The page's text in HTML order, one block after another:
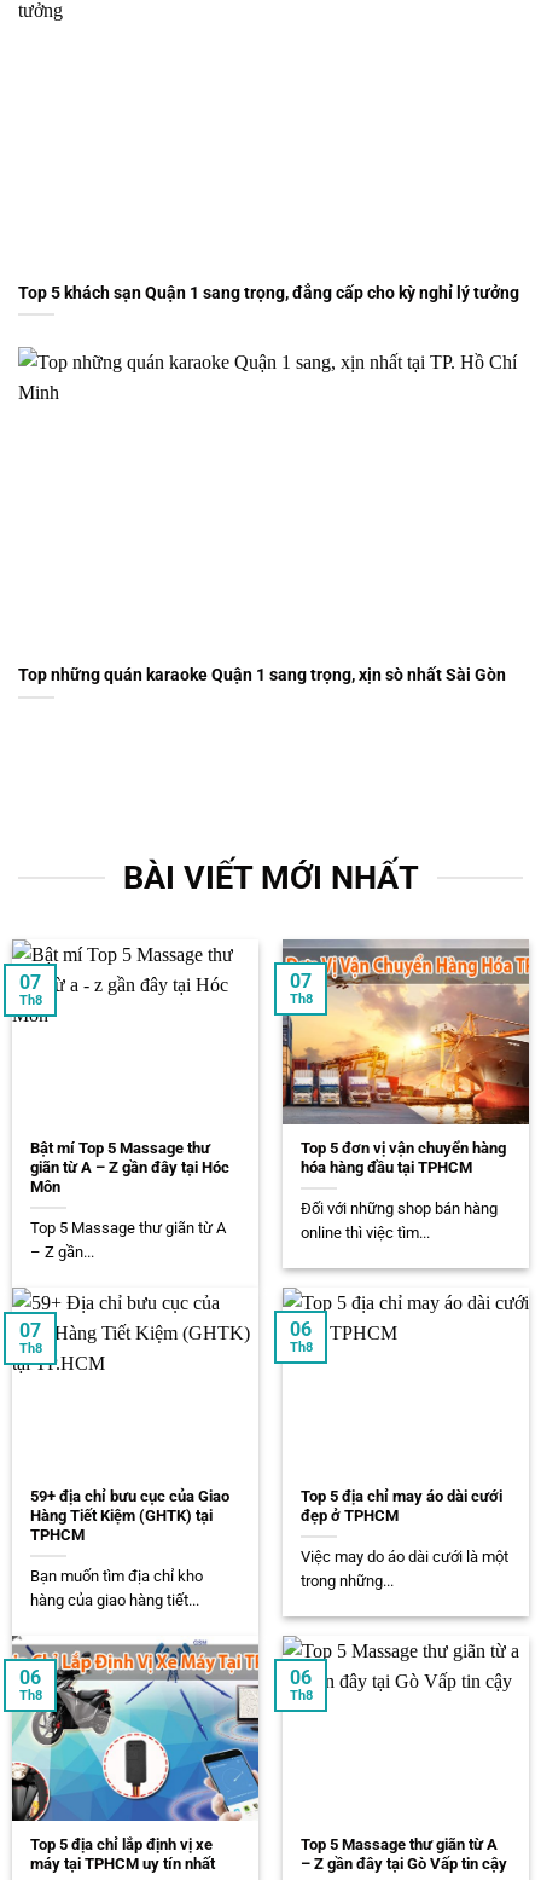
Top 5 khách sạn Quận 1 sang trọng, đẳng cấp cho kỳ nghỉ lý tưởng
Top những quán karaoke Quận 1 sang trọng, xịn sò nhất Sài Gòn
BÀI VIẾT MỚI NHẤT
Bật mí Top 5 Massage thư
giãn từ A – Z gần đây tại Hóc
Môn
Top 5 Massage thư giãn từ A
– Z gần...
07
Th8
Top 5 đơn vị vận chuyển hàng
hóa hàng đầu tại TPHCM
Đối với những shop bán hàng
online thì việc tìm...
07
Th8
59+ địa chỉ bưu cục của Giao
Hàng Tiết Kiệm (GHTK) tại
TPHCM
Bạn muốn tìm địa chỉ kho
hàng của giao hàng tiết...
07
Th8
Top 5 địa chỉ may áo dài cưới
đẹp ở TPHCM
Việc may do áo dài cưới là một
trong những...
06
Th8
Top 5 địa chỉ lắp định vị xe
máy tại TPHCM uy tín nhất
06
Th8
Top 5 Massage thư giãn từ A
– Z gần đây tại Gò Vấp tin cậy
06
Th8